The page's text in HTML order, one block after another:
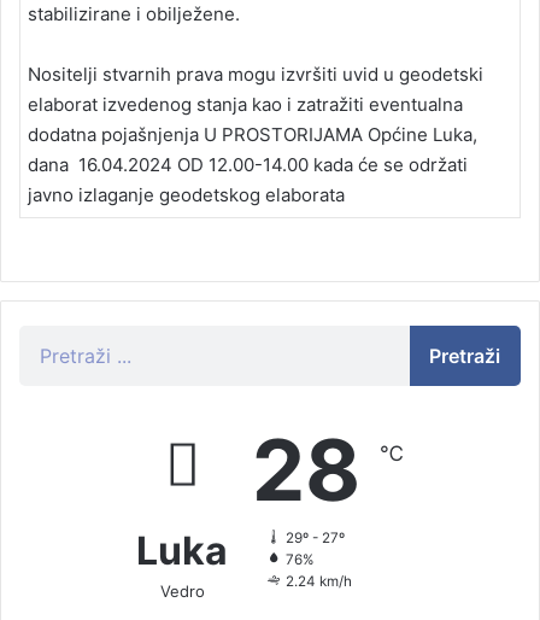
stabilizirane i obilježene.
Nositelji stvarnih prava mogu izvršiti uvid u geodetski
elaborat izvedenog stanja kao i zatražiti eventualna
dodatna pojašnjenja U PROSTORIJAMA Općine Luka,
dana 16.04.2024 OD 12.00-14.00 kada će se održati
javno izlaganje geodetskog elaborata
Pretraži
Luka
Vedro
28 ℃
29º - 27º
76%
2.24 km/h